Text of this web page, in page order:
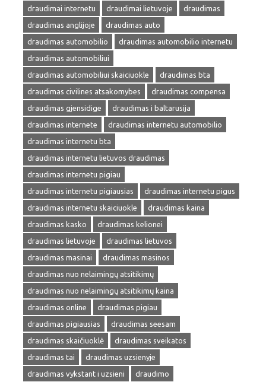
draudimai internetu
draudimai lietuvoje
draudimas
draudimas anglijoje
draudimas auto
draudimas automobilio
draudimas automobilio internetu
draudimas automobiliui
draudimas automobiliui skaiciuokle
draudimas bta
draudimas civilines atsakomybes
draudimas compensa
draudimas gjensidige
draudimas i baltarusija
draudimas internete
draudimas internetu automobilio
draudimas internetu bta
draudimas internetu lietuvos draudimas
draudimas internetu pigiau
draudimas internetu pigiausias
draudimas internetu pigus
draudimas internetu skaiciuokle
draudimas kaina
draudimas kasko
draudimas kelionei
draudimas lietuvoje
draudimas lietuvos
draudimas masinai
draudimas masinos
draudimas nuo nelaimingų atsitikimų
draudimas nuo nelaimingų atsitikimų kaina
draudimas online
draudimas pigiau
draudimas pigiausias
draudimas seesam
draudimas skaičiuoklė
draudimas sveikatos
draudimas tai
draudimas uzsienyje
draudimas vykstant i uzsieni
draudimo